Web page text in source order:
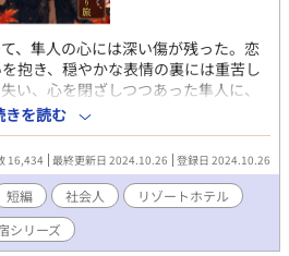
、隼人の心には深い傷が残った。恋
抱き、穏やかな表情の裏には重苦し
い、心を閉ざしつつあった隼人に、
べたのは同期入社の翔だった。「い
けられた一言が、彼の心を救うきっ
、松永総支配人から3日間の休暇が与
宿」で心を癒す旅が始まる。紅葉に
時間が、隼人の心を少しずつ解きほ
への特別な感情を浮かび上がらせ
子との対話が、隼人をさらに自分の
きを読む
16,434 最終更新日 2024.10.26 登録日 2024.10.26
短編 社会人
リゾートホテル
シリーズ